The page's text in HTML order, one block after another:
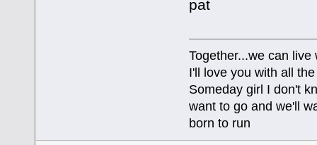
pat
Together...we can live
I'll love you with all
Someday girl I don't
want to go and we'll
born to run